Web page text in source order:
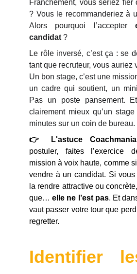
Franchement, vous seriez fier
? Vous le recommanderiez à
Alors pourquoi l’accepter
candidat ?
Le rôle inversé, c’est ça : se
tant que recruteur, vous auriez
Un bon stage, c’est une
un cadre qui soutient, un
Pas un poste pansement.
clairement mieux qu’un
minutes sur un coin de bureau.
👉 L'astuce
postuler, faites l’exercice
mission à voix haute, comme
vendre à un candidat. Si
la rendre attractive ou
que…elle ne l’est pas. Et
vaut passer votre tour que
regretter.
Identifier